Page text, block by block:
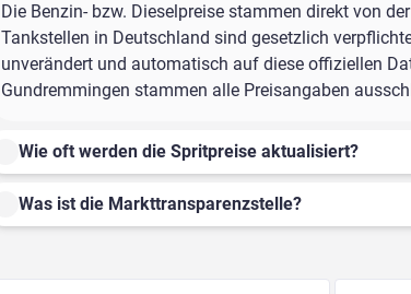
Die Benzin- bzw. Dieselpreise stammen direkt von
Tankstellen in Deutschland sind gesetzlich
unverändert und automatisch auf diese offiziellen
Gundremmingen stammen alle Preisangaben
Wie oft werden die Spritpreise aktualisiert?
Was ist die Markttransparenzstelle?